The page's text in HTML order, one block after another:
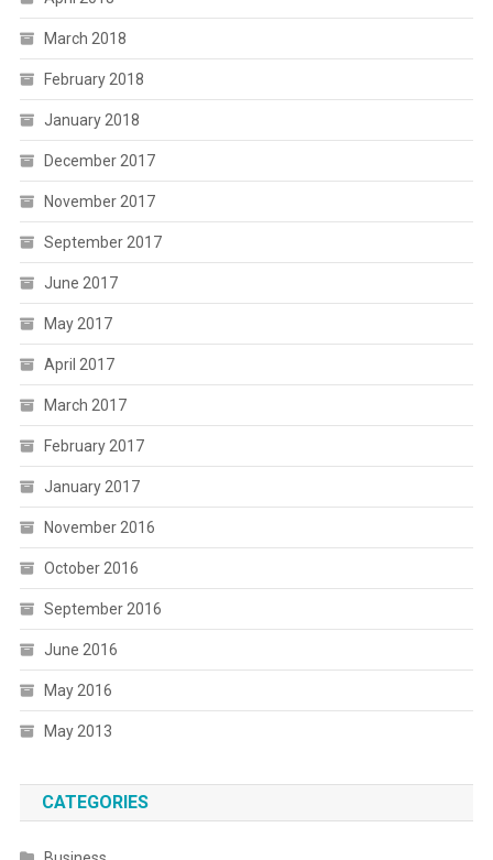
March 2018
February 2018
January 2018
December 2017
November 2017
September 2017
June 2017
May 2017
April 2017
March 2017
February 2017
January 2017
November 2016
October 2016
September 2016
June 2016
May 2016
May 2013
CATEGORIES